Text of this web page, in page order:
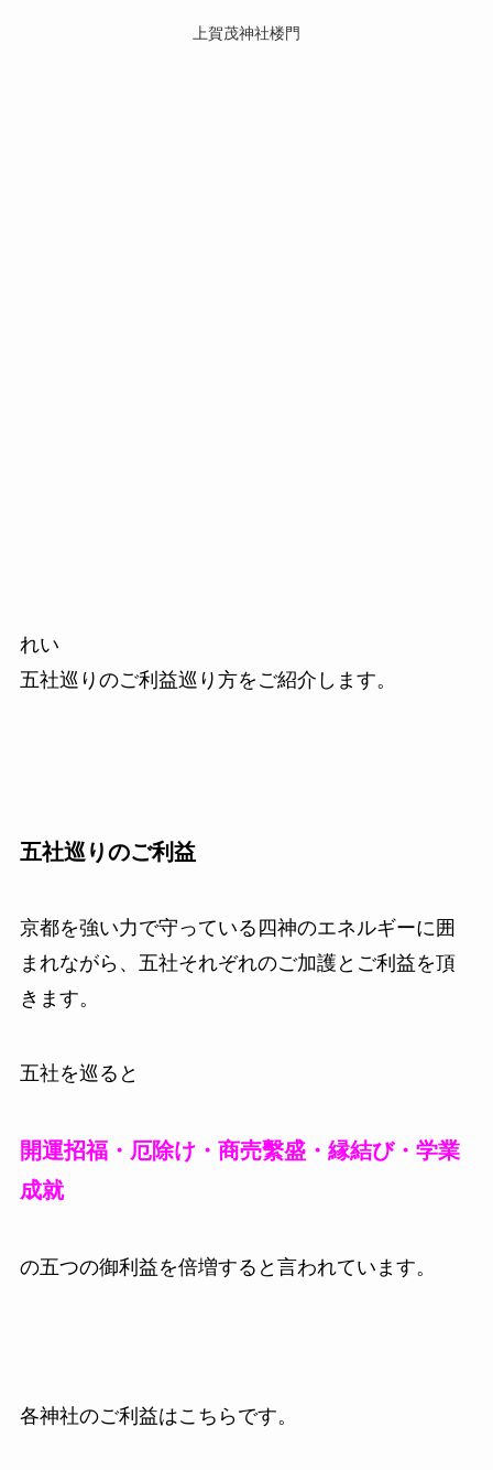
上賀茂神社楼門
れい
五社巡りのご利益巡り方をご紹介します。
五社巡りのご利益
京都を強い力で守っている四神のエネルギーに囲
まれながら、五社それぞれのご加護とご利益を頂
きます。
五社を巡ると
開運招福・厄除け・商売繫盛・縁結び・学業
成就
の五つの御利益を倍増すると言われています。
各神社のご利益はこちらです。